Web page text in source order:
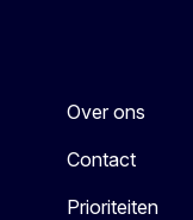
Over ons
Contact
Prioriteiten